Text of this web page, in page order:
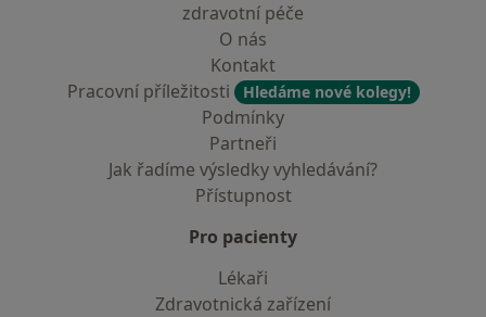
zdravotní péče
O nás
Kontakt
Pracovní příležitosti
Hledáme nové kolegy!
Podmínky
Partneři
Jak řadíme výsledky vyhledávání?
Přístupnost
Pro pacienty
Lékaři
Zdravotnická zařízení